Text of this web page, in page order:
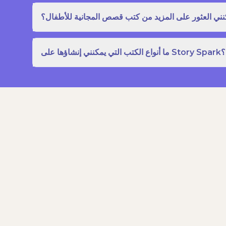
العثور على المزيد من كتب قصص المجانية للأطفال؟
ما أنواع الكتب التي يمكنني إنشاؤها على Story Spark؟